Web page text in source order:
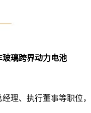
璃跨界动力电池
理、执行董事等职位